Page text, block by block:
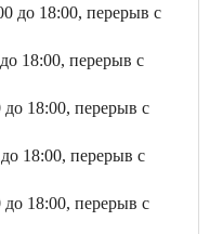
до 18:00, перерыв с
18:00, перерыв с
до 18:00, перерыв с
18:00, перерыв с
до 18:00, перерыв с